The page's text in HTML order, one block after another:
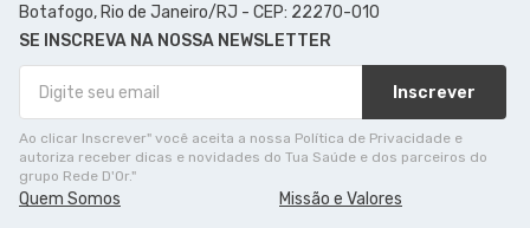
Botafogo, Rio de Janeiro/RJ - CEP: 22270-010
SE INSCREVA NA NOSSA NEWSLETTER
Inscrever
Ao clicar Inscrever" você aceita a nossa Política de Privacidade e
autoriza receber dicas e novidades do Tua Saúde e dos parceiros do
grupo Rede D'Or."
Quem Somos Missão e Valores